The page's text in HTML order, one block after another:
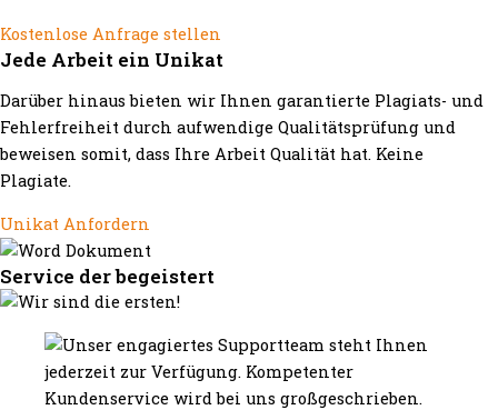
Kostenlose Anfrage stellen
Jede Arbeit ein Unikat
Darüber hinaus bieten wir Ihnen garantierte Plagiats- und
Fehlerfreiheit durch aufwendige Qualitätsprüfung und
beweisen somit, dass Ihre Arbeit Qualität hat. Keine
Plagiate.
Unikat Anfordern
Service der begeistert